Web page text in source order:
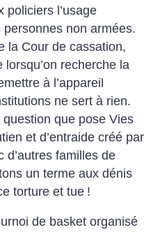
policiers l’usage
personnes non armées.
la Cour de cassation,
recherche la
à l’appareil
ne sert à rien.
question que pose Vies
et d’entraide créé par
d’autres familles de
un terme aux dénis
torture et tue !
de basket organisé